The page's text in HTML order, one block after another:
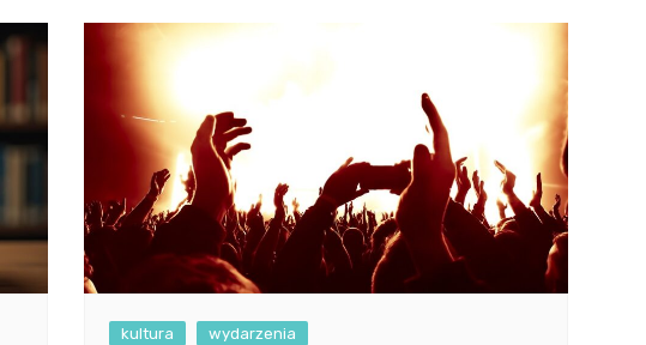
kultura wydarzenia